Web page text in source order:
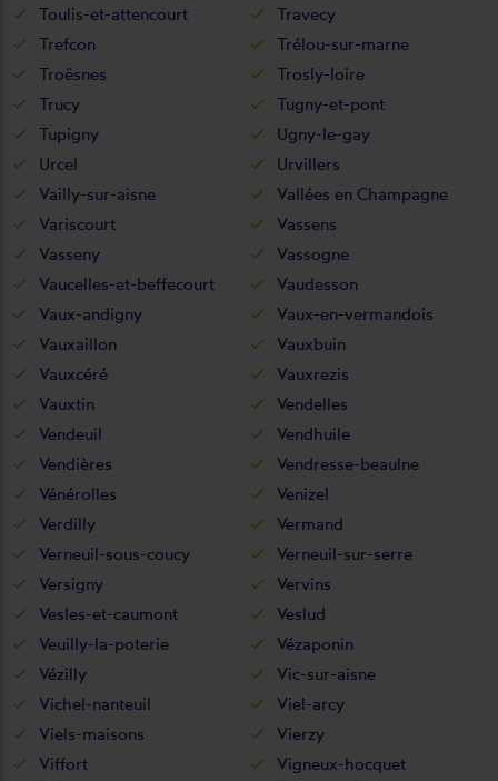
Toulis-et-attencourt
Travecy
Trefcon
Trélou-sur-marne
Troësnes
Trosly-loire
Trucy
Tugny-et-pont
Tupigny
Ugny-le-gay
Urcel
Urvillers
Vailly-sur-aisne
Vallées en Champagne
Variscourt
Vassens
Vasseny
Vassogne
Vaucelles-et-beffecourt
Vaudesson
Vaux-andigny
Vaux-en-vermandois
Vauxaillon
Vauxbuin
Vauxcéré
Vauxrezis
Vauxtin
Vendelles
Vendeuil
Vendhuile
Vendières
Vendresse-beaulne
Vénérolles
Venizel
Verdilly
Vermand
Verneuil-sous-coucy
Verneuil-sur-serre
Versigny
Vervins
Vesles-et-caumont
Veslud
Veuilly-la-poterie
Vézaponin
Vézilly
Vic-sur-aisne
Vichel-nanteuil
Viel-arcy
Viels-maisons
Vierzy
Viffort
Vigneux-hocquet